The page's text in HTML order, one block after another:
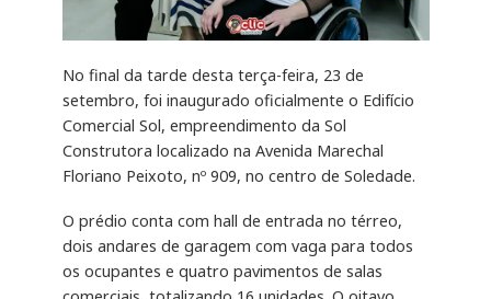
No final da tarde desta terça-feira, 23 de
setembro, foi inaugurado oficialmente o Edifício
Comercial Sol, empreendimento da Sol
Construtora localizado na Avenida Marechal
Floriano Peixoto, nº 909, no centro de Soledade.
O prédio conta com hall de entrada no térreo,
dois andares de garagem com vaga para todos
os ocupantes e quatro pavimentos de salas